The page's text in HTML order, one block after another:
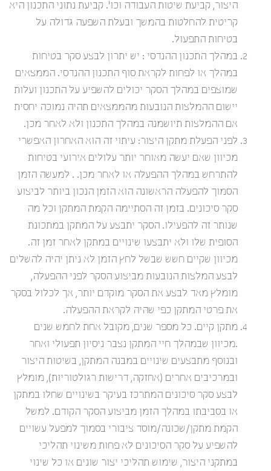
היצור, קביעת שיטות העבודה וכו’. קביעת נתוני התכנון היא
קריטית להחלטות בהמשך ובעלת השפעה גדולה על
בטיחות התפעול.
במהלך התכנון ההנדסי : יש יתרון לבצע סקר בטיחות
במהלך או לפחות לקראת סוף התכנון ההנדסי. הממצאים
שמוצפים במהלך הסקר יכולים להשפיע על התכנון ועלות
יישום ההמלצות הנובעות מהממצאים תהיה נמוכה יחסית
אם ההמלצות תיושמנה במהלך התכנון ולא לאחר מכן.
לפני הפעלת מתקן היצור: עיתוי זה הוא האחרון האפשרי
מכיוון שאם יעשה מאוחר יותר עלולים אירועי בטיחות
להתרחש במהלך ההפעלה או לאחר מכן. . למעשה הזמן
הסמוך להפעלה הראשונה הוא הזמן הנכון ביותר לביצוע
סקר סיכונים. בזמן זה הסתיימה הקמת המתקן וכל מה
שנותר זה להפעילו. הסקר יתבצע על המתקן במתכונת
הסופית שלו ולא יתבצעו שינויים במתקן לאחר זמן זה.
מכיוון שקיים חשש שבשל לחץ הזמן לא ניתן יהיה להשלים
לבצע המלצות הנובעות מביצוע הסקר לפני ההפעלה,
מומלץ מאד לבצע את הסקר מוקדם יותר, אך לכלול בסקר
את פרטי המתקן כפי שהיה לקראת ההפעלה.
מתקן קיים. כל מספר שנים, מקובל אחת לחמש שנים
.מכיוון שבמהלך חיי המתקן נצבר ניסיון תפעולי ואחר
ובנוסף מתבצעים שינויים במבנה המתקן, בשיטות היצור
ובמרכיבים אחרים (אחזקה, דרישות רגולטוריות), מומלץ
לבצע סקר סיכונים המתרכז בעיקר בשינויים שחלו במתקן
או בסביבתו במהלך הזמן מביצוע הסקר הקודם. למשל
הקמת מתקן/שכונה/מוסד ציבורי בסמוך למפעל עשויים
להשפיע על סקר הסיכונים לא פחות משינוי תהליכי
במתקני היצור, שימוש תהליכי יצור שונים או כל שינוי